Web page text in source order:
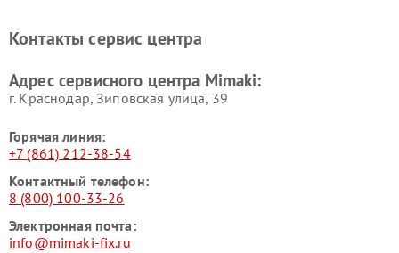
Контакты сервис центра
Адрес сервисного центра Mimaki:
г. Краснодар, Зиповская улица, 39
Горячая линия:
+7 (861) 212-38-54
Контактный телефон:
8 (800) 100-33-26
Электронная почта:
info@mimaki-fix.ru